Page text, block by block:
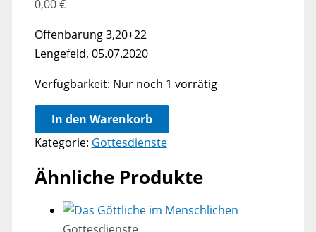
0,00€
Offenbarung 3,20+22
Lengefeld, 05.07.2020
Verfügbarkeit: Nur noch 1 vorrätig
Gottesdienst
zur
Glockenweihe:
Sie
laut
In den Warenkorb
Kategorie: Gottesdienste
Ähnliche Produkte